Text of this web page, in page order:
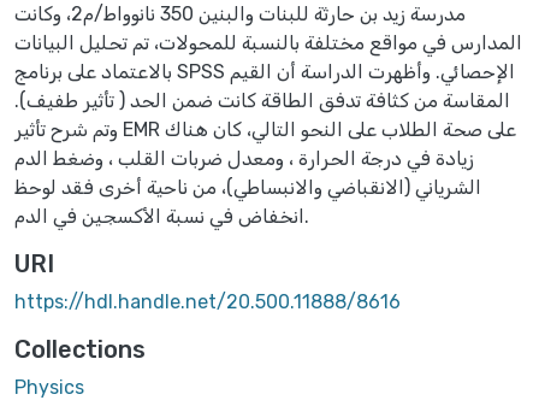
مدرسة زيد بن حارثة للبنات والبنين 350 نانوواط/م2، وكانت
المدارس في مواقع مختلفة بالنسبة للمحولات، تم تحليل البيانات
بالاعتماد على برنامج SPSS الإحصائي. وأظهرت الدراسة أن القيم
المقاسة من كثافة تدفق الطاقة كانت ضمن الحد ( تأثير طفيف).
وتم شرح تأثير EMR على صحة الطلاب على النحو التالي، كان هناك
زيادة في درجة الحرارة ، ومعدل ضربات القلب ، وضغط الدم
الشرياني (الانقباضي والانبساطي)، من ناحية أخرى فقد لوحظ
انخفاض في نسبة الأكسجين في الدم.
URI
https://hdl.handle.net/20.500.11888/8616
Collections
Physics